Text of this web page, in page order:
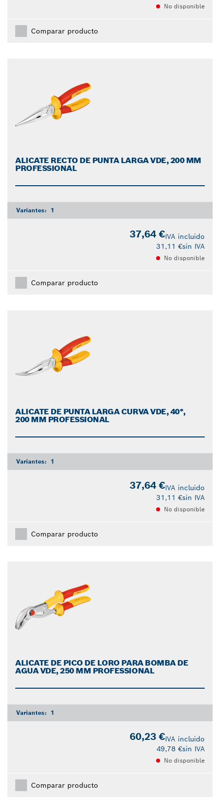
No disponible
Comparar producto
ALICATE RECTO DE PUNTA LARGA VDE, 200 MM
PROFESSIONAL
Variantes: 1
37,64 €IVA incluido
31,11 €sin IVA
No disponible
Comparar producto
ALICATE DE PUNTA LARGA CURVA VDE, 40°,
200 MM PROFESSIONAL
Variantes: 1
37,64 €IVA incluido
31,11 €sin IVA
No disponible
Comparar producto
ALICATE DE PICO DE LORO PARA BOMBA DE
AGUA VDE, 250 MM PROFESSIONAL
Variantes: 1
60,23 €IVA incluido
49,78 €sin IVA
No disponible
Comparar producto